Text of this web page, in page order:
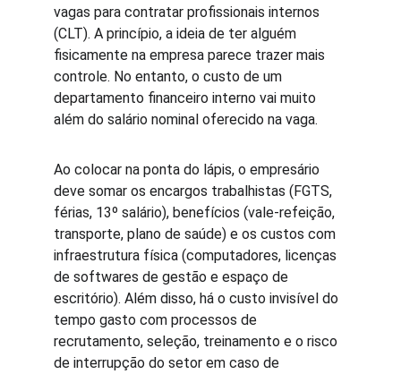
vagas para contratar profissionais internos
(CLT). A princípio, a ideia de ter alguém
fisicamente na empresa parece trazer mais
controle. No entanto, o custo de um
departamento financeiro interno vai muito
além do salário nominal oferecido na vaga.
Ao colocar na ponta do lápis, o empresário
deve somar os encargos trabalhistas (FGTS,
férias, 13º salário), benefícios (vale-refeição,
transporte, plano de saúde) e os custos com
infraestrutura física (computadores, licenças
de softwares de gestão e espaço de
escritório). Além disso, há o custo invisível do
tempo gasto com processos de
recrutamento, seleção, treinamento e o risco
de interrupção do setor em caso de